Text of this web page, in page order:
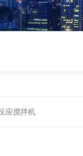
应搅拌机